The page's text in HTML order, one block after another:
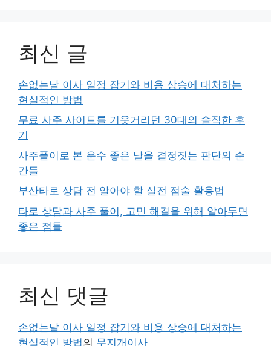
최신 글
손없는날 이사 일정 잡기와 비용 상승에 대처하는
현실적인 방법
무료 사주 사이트를 기웃거리던 30대의 솔직한 후
기
사주풀이로 본 운수 좋은 날을 결정짓는 판단의 순
간들
부산타로 상담 전 알아야 할 실전 점술 활용법
타로 상담과 사주 풀이, 고민 해결을 위해 알아두면
좋은 점들
최신 댓글
손없는날 이사 일정 잡기와 비용 상승에 대처하는
현실적인 방법의 무지개이사